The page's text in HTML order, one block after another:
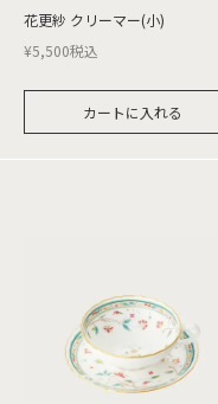
花更紗 クリーマー(小)
¥5,500税込
カートに入れる